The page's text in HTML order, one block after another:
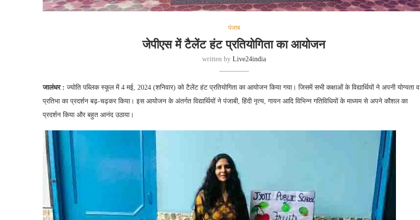
पंजाब
जेपीएस में टैलेंट हंट प्रतियोगिता का आयोजन
written by Live24india
जालंधर : ज्योति पब्लिक स्कूल में 4 मई, 2024 (शनिवार) को टैलेंट हंट प्रतियोगिता का आयोजन किया गया। जिसमें सभी कक्षाओं के विद्यार्थियों ने अपनी योग्यता व
प्रतिभा का प्रदर्शन बढ़-चढ़कर किया। इस आयोजन के अंतर्गत विद्यार्थियों ने पंजाबी, हिंदी नृत्य, गायन आदि विभिन्न गतिविधियों के माध्यम से अपने कौशल का
प्रदर्शन किया और बहुत आनंद उठाया।